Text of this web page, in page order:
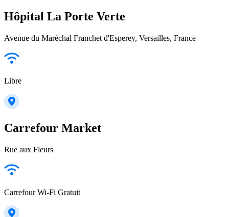
Hôpital La Porte Verte
Avenue du Maréchal Franchet d'Esperey, Versailles, France
Libre
Carrefour Market
Rue aux Fleurs
Carrefour Wi-Fi Gratuit